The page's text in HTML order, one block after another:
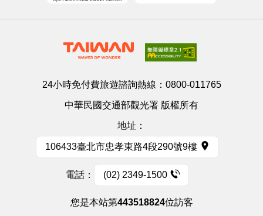
24小時免付費旅遊諮詢熱線： 0800-011765
中華民國交通部觀光署 版權所有
地址：
106433臺北市忠孝東路4段290號9樓
電話： (02) 2349-1500
您是本站第443518824位訪客